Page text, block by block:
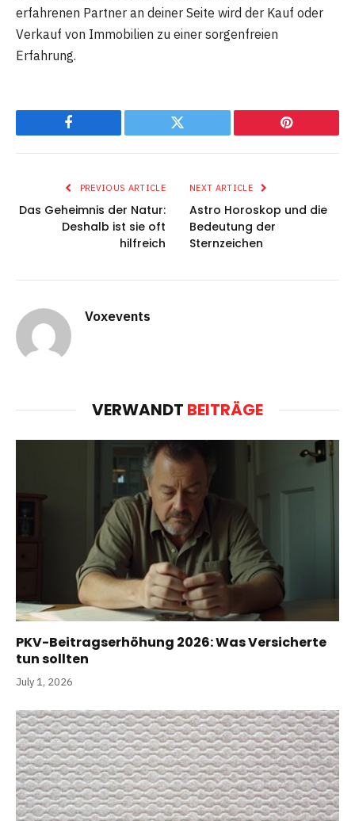
erfahrenen Partner an deiner Seite wird der Kauf oder
Verkauf von Immobilien zu einer sorgenfreien
Erfahrung.
Facebook Twitter Pinterest
PREVIOUS ARTICLE
Das Geheimnis der Natur:
Deshalb ist sie oft
hilfreich
NEXT ARTICLE
Astro Horoskop und die
Bedeutung der
Sternzeichen
Voxevents
VERWANDT BEITRÄGE
PKV-Beitragserhöhung 2026: Was Versicherte
tun sollten
July 1, 2026